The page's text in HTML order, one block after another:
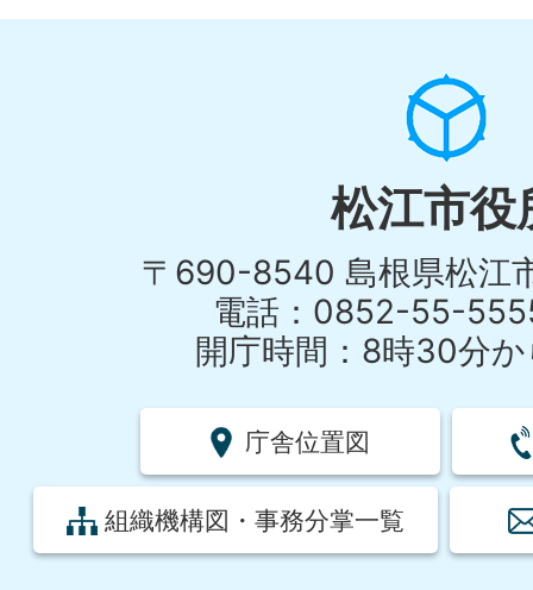
松江市役
〒690-8540 島根県松江
電話：0852-55-
開庁時間：8時30分か
庁舎位置図
組織機構図・事務分掌一覧